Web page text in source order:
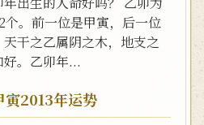
。前一位是甲寅，后一位
干之乙属阴之木，地支之
。乙卯年...
寅2013年运势